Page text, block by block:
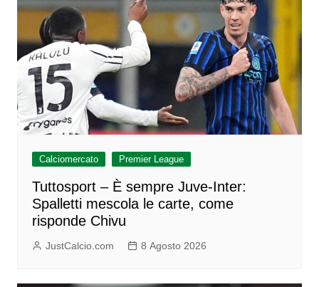
Calciomercato Premier League
Tuttosport – È sempre Juve-Inter:
Spalletti mescola le carte, come
risponde Chivu
JustCalcio.com 8 Agosto 2026